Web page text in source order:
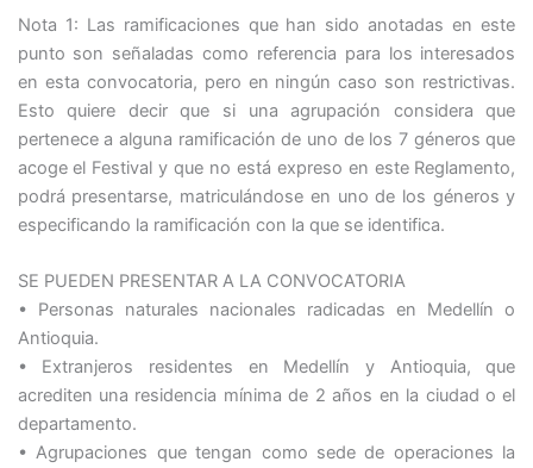
Nota 1: Las ramificaciones que han sido anotadas en este
punto son señaladas como referencia para los interesados
en esta convocatoria, pero en ningún caso son restrictivas.
Esto quiere decir que si una agrupación considera que
pertenece a alguna ramificación de uno de los 7 géneros que
acoge el Festival y que no está expreso en este Reglamento,
podrá presentarse, matriculándose en uno de los géneros y
especificando la ramificación con la que se identifica.
SE PUEDEN PRESENTAR A LA CONVOCATORIA
• Personas naturales nacionales radicadas en Medellín o
Antioquia.
• Extranjeros residentes en Medellín y Antioquia, que
acrediten una residencia mínima de 2 años en la ciudad o el
departamento.
• Agrupaciones que tengan como sede de operaciones la